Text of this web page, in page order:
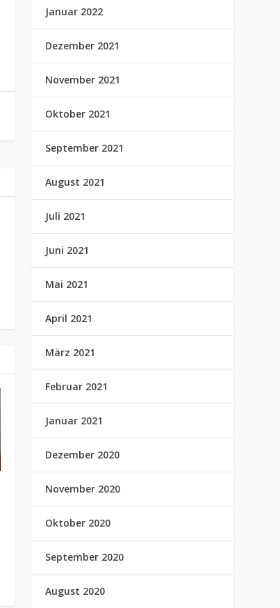
Januar 2022
Dezember 2021
November 2021
Oktober 2021
September 2021
August 2021
Juli 2021
Juni 2021
Mai 2021
April 2021
März 2021
Februar 2021
Januar 2021
Dezember 2020
November 2020
Oktober 2020
September 2020
August 2020